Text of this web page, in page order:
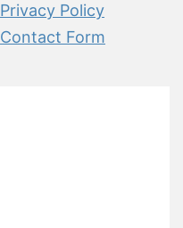
Privacy Policy
Contact Form